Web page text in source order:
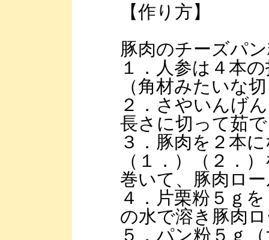
【作り方】
豚肉のチーズパ
１．人参は４本
（角材みたいな
２．さやいんげ
長さに切って茹
３．豚肉を２本
（１．）（２．
巻いて、豚肉ロ
４．片栗粉５ｇ
の水で溶き豚肉
５．パン粉５ｇ